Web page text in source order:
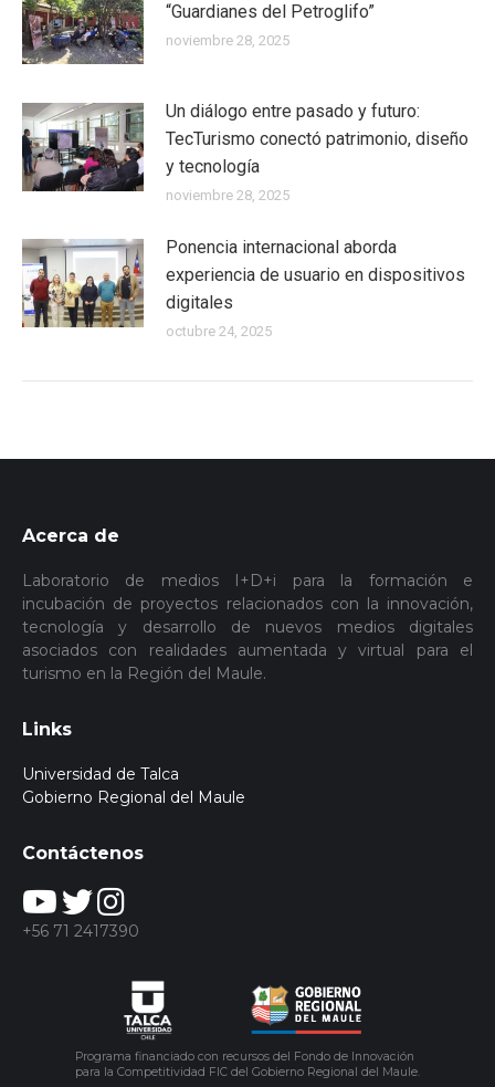
“Guardianes del Petroglifo”
noviembre 28, 2025
Un diálogo entre pasado y futuro:
TecTurismo conectó patrimonio, diseño
y tecnología
noviembre 28, 2025
Ponencia internacional aborda
experiencia de usuario en dispositivos
digitales
octubre 24, 2025
Acerca de
Laboratorio de medios I+D+i para la formación e
incubación de proyectos relacionados con la innovación,
tecnología y desarrollo de nuevos medios digitales
asociados con realidades aumentada y virtual para el
turismo en la Región del Maule.
Links
Universidad de Talca
Gobierno Regional del Maule
Contáctenos
+56 71 2417390
Programa financiado con recursos del Fondo de Innovación
para la Competitividad FIC del Gobierno Regional del Maule.